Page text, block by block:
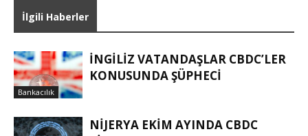
İlgili Haberler
Bankacılık
İNGILIZ VATANDAŞLAR CBDC’LER
KONUSUNDA ŞÜPHECI
NIJERYA EKIM AYINDA CBDC